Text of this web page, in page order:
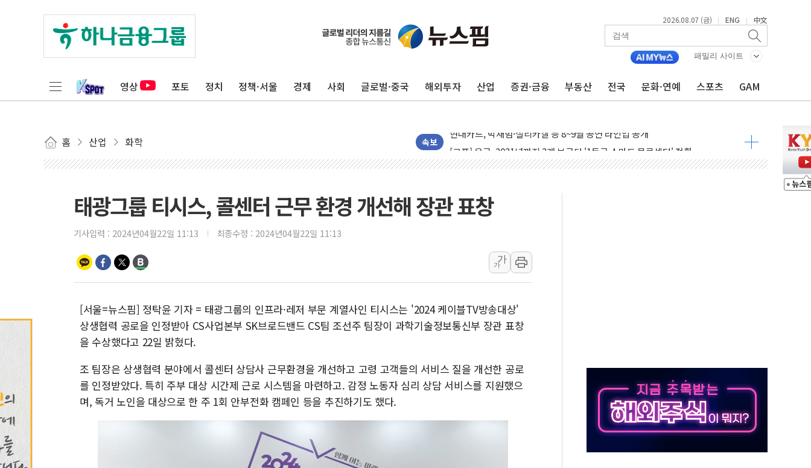
2026.08.07 (금) | ENG | 中文
패밀리 사이트
영상 포토 정치 정책·서울 경제 사회 글로벌·중국 해외투자 산업 증권·금융 부동산 전국 문화·연예 스포츠 GAM
홈 산업 화학 속보
[인사] 공정거래위원회
반도체공학회 "R&D직 주 52시간제 개선해야…기술격차 확대 막아야"
카카오, 2026년 임금협약 타결…연봉 6.3% 인상
[르포] 육군, 2031년까지 3개 보급단 '1등급 스마트 물류센터' 전환
송도 신축 아파트서 외벽 테라스 떨어져…SK에코플랜트 "전수 조사"
"호남 없이 민주 당권 없다"...송영길·정청래·김민석, 호남 경선 앞두고 총력전
SK하이닉스, 주주환원 속도…"3분기 추가 방안 발표"
野 의원 42명, '사관학교 통합' 규탄 결의안 발의…이준석·한동훈 동참
IPARK현대산업개발, 노원구 어르신에 삼계탕 배식 봉사
준공업지역 용적률 400% 적용하니…재건축보다 재개발 사업성 개선↑
현대해상, 유튜브 양육 콘텐츠 '소셜아이어워드' 대상 수상
[컨콜] 롯데케미칼, "LPG 투입 비중 37%…하반기 확대 추진"
한전, 한전기술지주 출범…에너지 유니콘기업 본격 육성
SK하이닉스, 용인·청주에 54조 투자…D램·낸드 동시 증설
태광그룹 티시스, 콜센터 근무 환경 개선해 장관 표창
기사입력 : 2024년04월22일 11:13 최종수정 : 2024년04월22일 11:13
가
가
[서울=뉴스핌] 정탁윤 기자 = 태광그룹의 인프라·레저 부문 계열사인 티시스는 '2024 케이블TV방송대상'
상생협력 공로을 인정받아 CS사업본부 SK브로드밴드 CS팀 조선주 팀장이 과학기술정보통신부 장관 표창
을 수상했다고 22일 밝혔다.
조 팀장은 상생협력 분야에서 콜센터 상담사 근무환경을 개선하고 고령 고객들의 서비스 질을 개선한 공로
를 인정받았다. 특히 주부 대상 시간제 근로 시스템을 마련하고. 감정 노동자 심리 상담 서비스를 지원했으
며, 독거 노인을 대상으로 한 주 1회 안부전화 캠페인 등을 추진하기도 했다.